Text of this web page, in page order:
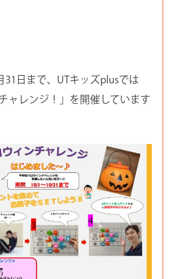
31日まで、UTキッズplusでは
ャレンジ！」を開催しています